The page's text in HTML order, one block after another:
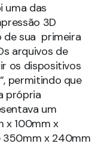
uma das
3D
de sua primeira
arquivos de
os dispositivos
permitindo que
própria
um
x 100mm x
350mm x 240mm